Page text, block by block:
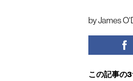
byJames
この記事の